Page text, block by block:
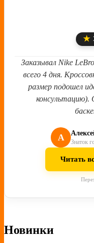
★
Заказывал Nike
всего 4 дня.
размер подошел
консультацию).
А Знаток
Читать
Новинки